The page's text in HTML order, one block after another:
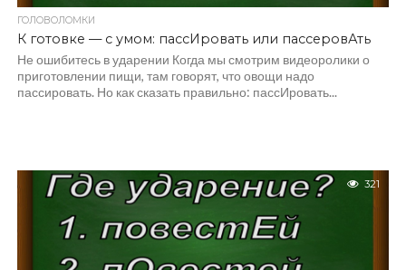
ГОЛОВОЛОМКИ
К готовке — с умом: пассИровать или пассеровАть
Не ошибитесь в ударении Когда мы смотрим видеоролики о
приготовлении пищи, там говорят, что овощи надо
пассировать. Но как сказать правильно: пассИровать...
321